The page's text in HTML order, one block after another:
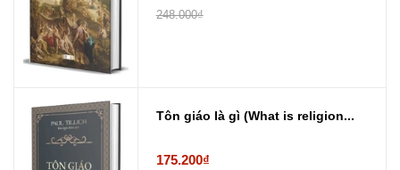
248.000₫
Tôn giáo là gì (What is religion...
175.200₫